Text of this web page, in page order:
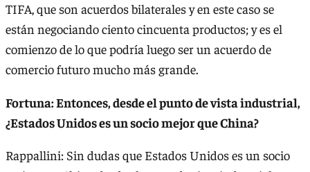
TIFA, que son acuerdos bilaterales y en este caso se
están negociando ciento cincuenta productos; y es el
comienzo de lo que podría luego ser un acuerdo de
comercio futuro mucho más grande.
Fortuna: Entonces, desde el punto de vista industrial,
¿Estados Unidos es un socio mejor que China?
Rappallini: Sin dudas que Estados Unidos es un socio